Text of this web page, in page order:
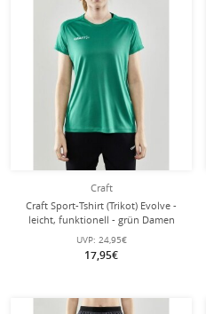
Craft
Craft Sport-Tshirt (Trikot) Evolve -
leicht, funktionell - grün Damen
UVP: 24,95€
17,95€